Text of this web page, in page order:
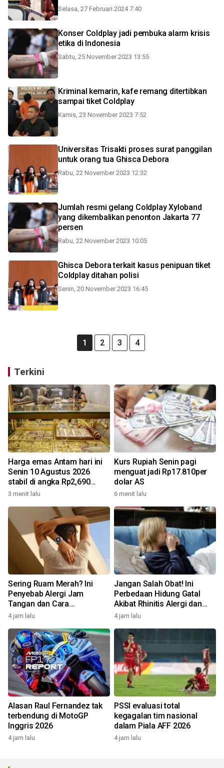
Selasa, 27 Februari 2024 7:40
Konser Coldplay jadi pembuka alarm krisis
etika di Indonesia
Sabtu, 25 November 2023 13:55
Kriminal kemarin, kafe remang ditertibkan
sampai tiket Coldplay
Kamis, 23 November 2023 7:52
Universitas Trisakti proses surat panggilan
untuk orang tua Ghisca Debora
Rabu, 22 November 2023 12:32
Jumlah resmi gelang Coldplay Xyloband
yang dikembalikan penonton Jakarta 77
persen
Rabu, 22 November 2023 10:05
Ghisca Debora terkait kasus penipuan tiket
Coldplay ditahan polisi
Senin, 20 November 2023 16:45
1 2 3 4
Terkini
Harga emas Antam hari ini
Senin 10 Agustus 2026
stabil di angka Rp2,690
juta/gr
3 menit lalu
Kurs Rupiah Senin pagi
menguat jadi Rp17.810per
dolar AS
6 menit lalu
Sering Ruam Merah? Ini
Penyebab Alergi Jam
Tangan dan Cara
Mengatasinya
4 jam lalu
Jangan Salah Obat! Ini
Perbedaan Hidung Gatal
Akibat Rhinitis Alergi dan
Pilek Infeksi
4 jam lalu
Alasan Raul Fernandez tak
terbendung di MotoGP
Inggris 2026
4 jam lalu
PSSI evaluasi total
kegagalan tim nasional
dalam Piala AFF 2026
4 jam lalu